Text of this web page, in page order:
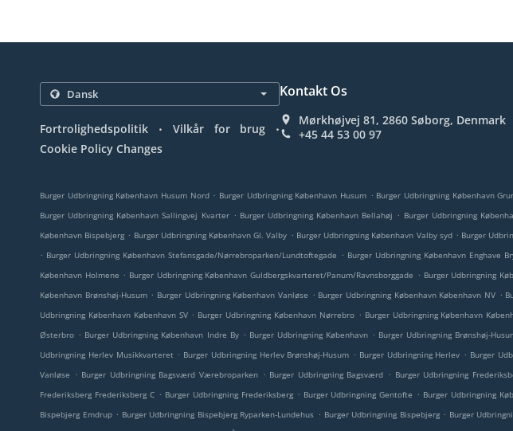
Fortrolighedspolitik . Vilkår for brug .
Cookie Policy Changes
Kontakt Os
Mørkhøjvej 81, 2860 Søborg, Denmark
+45 44 53 00 97
Burger Udbringning København Husum Nord . Burger Udbringning København Husum . Burger Udbringning København
Burger Udbringning København Sallingvej Kvarter . Burger Udbringning København Bellahøj . Burger Udbringning
København Bispebjerg . Burger Udbringning København Gl. Valby . Burger Udbringning København Valby syd . Burger
. Burger Udbringning København Stefansgade/Nørrebroparken/Lundtoftegade . Burger Udbringning København Enghave
København Holmene . Burger Udbringning København Guldbergskvarteret/Panum/Ravnsborggade . Burger Udbringning
København Brønshøj-Husum . Burger Udbringning København Vanløse . Burger Udbringning København København NV .
Udbringning København København SV . Burger Udbringning København Nørrebro . Burger Udbringning København
Østerbro . Burger Udbringning København Indre By . Burger Udbringning København . Burger Udbringning Brønshøj-
Udbringning Herlev Musikkvarteret . Burger Udbringning Herlev Brønshøj-Husum . Burger Udbringning Herlev . Burger
Vanløse
. Burger Udbringning Bagsværd Værebroparken . Burger Udbringning Bagsværd . Burger Udbringning
Frederiksberg Frederiksberg C . Burger Udbringning Frederiksberg . Burger Udbringning Gentofte . Burger Udbringning
Bispebjerg Emdrup . Burger Udbringning Bispebjerg Ryparken-Lundehus . Burger Udbringning Bispebjerg . Burger